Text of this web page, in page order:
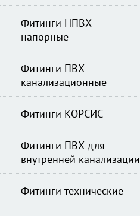
Фитинги НПВХ
напорные
Фитинги ПВХ
канализационные
Фитинги КОРСИС
Фитинги ПВХ для
внутренней канализации
Фитинги технические